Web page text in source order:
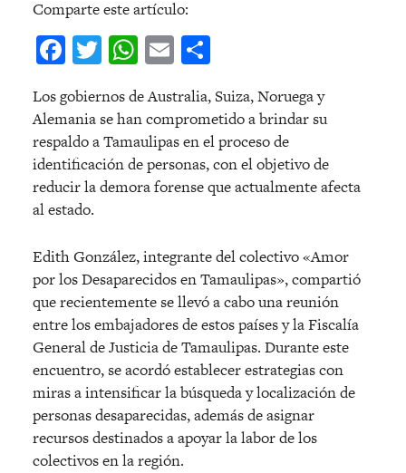
Comparte este artículo:
Facebook
Twitter
WhatsApp
Email
Los gobiernos de Australia, Suiza, Noruega y
Alemania se han comprometido a brindar su
respaldo a Tamaulipas en el proceso de
identificación de personas, con el objetivo de
reducir la demora forense que actualmente afecta
al estado.
Edith González, integrante del colectivo «Amor
por los Desaparecidos en Tamaulipas», compartió
que recientemente se llevó a cabo una reunión
entre los embajadores de estos países y la Fiscalía
General de Justicia de Tamaulipas. Durante este
encuentro, se acordó establecer estrategias con
miras a intensificar la búsqueda y localización de
personas desaparecidas, además de asignar
recursos destinados a apoyar la labor de los
colectivos en la región.